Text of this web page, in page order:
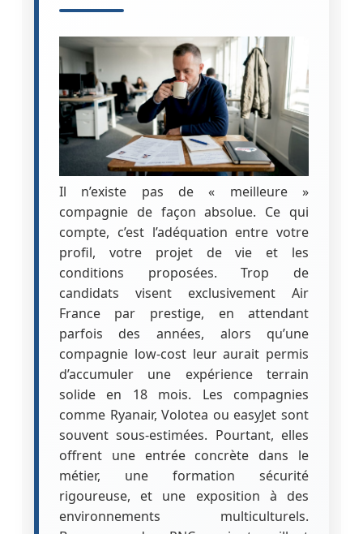
Il n’existe pas de « meilleure »
compagnie de façon absolue. Ce qui
compte, c’est l’adéquation entre votre
profil, votre projet de vie et les
conditions proposées. Trop de
candidats visent exclusivement Air
France par prestige, en attendant
parfois des années, alors qu’une
compagnie low-cost leur aurait permis
d’accumuler une expérience terrain
solide en 18 mois. Les compagnies
comme Ryanair, Volotea ou easyJet sont
souvent sous-estimées. Pourtant, elles
offrent une entrée concrète dans le
métier, une formation sécurité
rigoureuse, et une exposition à des
environnements multiculturels.